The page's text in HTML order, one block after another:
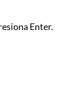
Enter.